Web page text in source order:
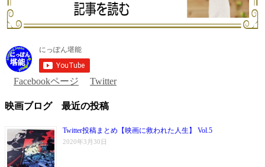
Facebookページ Twitter
映画ブログ 最近の投稿
Twitter投稿まとめ【映画に救われた人生】 Vol.5
2020年3月30日